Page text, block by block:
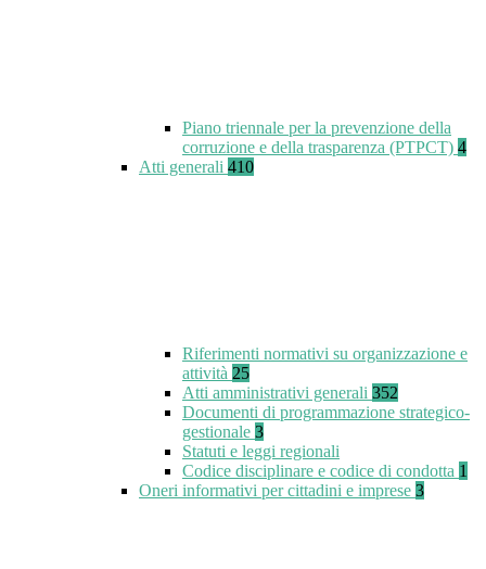
Piano triennale per la prevenzione della
corruzione e della trasparenza (PTPCT) 4
Atti generali 410
Riferimenti normativi su organizzazione e
attività 25
Atti amministrativi generali 352
Documenti di programmazione strategico-
gestionale 3
Statuti e leggi regionali
Codice disciplinare e codice di condotta 1
Oneri informativi per cittadini e imprese 3